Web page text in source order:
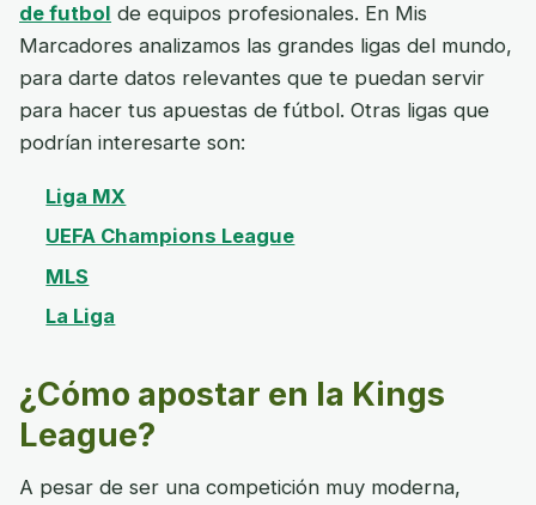
de futbol de equipos profesionales. En Mis
Marcadores analizamos las grandes ligas del mundo,
para darte datos relevantes que te puedan servir
para hacer tus apuestas de fútbol. Otras ligas que
podrían interesarte son:
Liga MX
UEFA Champions League
MLS
La Liga
¿Cómo apostar en la Kings
League?
A pesar de ser una competición muy moderna,